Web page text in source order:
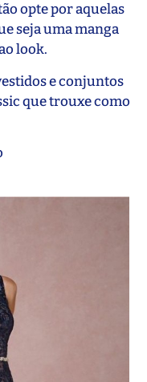
opte por aquelas
seja uma manga
look.
e conjuntos
que trouxe como